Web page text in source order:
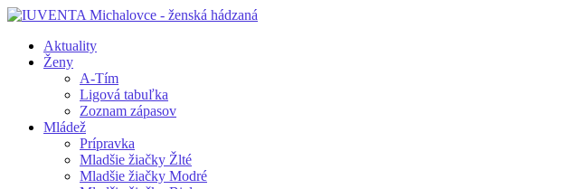
Aktuality
Ženy
A-Tím
Ligová tabuľka
Zoznam zápasov
Mládež
Prípravka
Mladšie žiačky Žlté
Mladšie žiačky Modré